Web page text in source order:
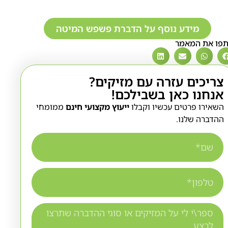
מידע נוסף על הדברת פשפש המיטה
את המאמר
צריכים עזרה עם מזיקים?
אנחנו כאן בשבילכם!
השאירו פרטים עכשיו וקבלוייעוץ מקצועי חינםממומחי
ההדברה שלנו.